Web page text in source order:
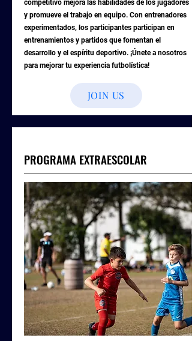
competitivo mejora las habilidades de los jugadores
y promueve el trabajo en equipo. Con entrenadores
experimentados, los participantes participan en
entrenamientos y partidos que fomentan el
desarrollo y el espíritu deportivo. ¡Únete a nosotros
para mejorar tu experiencia futbolística!
JOIN US
PROGRAMA EXTRAESCOLAR